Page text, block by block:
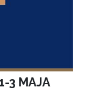
3 MAJA